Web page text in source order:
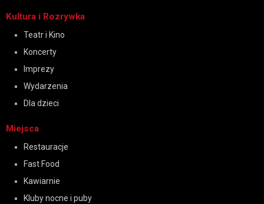
Kultura i Rozrywka
Teatr i Kino
Koncerty
Imprezy
Wydarzenia
Dla dzieci
Miejsca
Restauracje
Fast Food
Kawiarnie
Kluby nocne i puby